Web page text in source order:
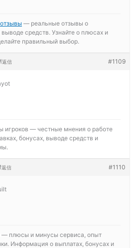
— реальные отзывы о
средств. Узнайте о плюсах и
правильный выбор.
#1109
返信
игроков — честные мнения о работе
бонусах, выводе средств и
#1110
返信
— плюсы и минусы сервиса, опыт
Информация о выплатах, бонусах и